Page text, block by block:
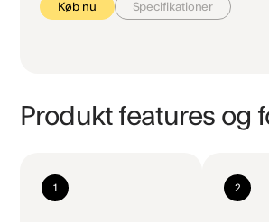
Køb nu Specifikationer
Produkt features og
1 2